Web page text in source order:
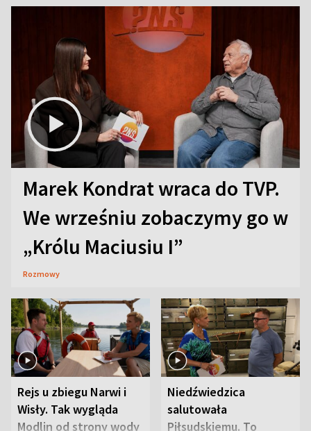
Marek Kondrat wraca do TVP.
We wrześniu zobaczymy go w
„Królu Maciusiu I”
Rozmowy
Rejs u zbiegu Narwi i
Wisły. Tak wygląda
Modlin od strony wody
Niedźwiedzica
salutowała
Piłsudskiemu. To